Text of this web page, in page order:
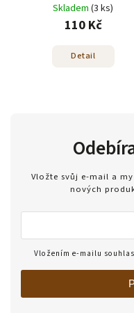
Skladem (3 ks)
110 Kč
Detail
Vložte svůj e-mail a
nových
Vložením e-mailu